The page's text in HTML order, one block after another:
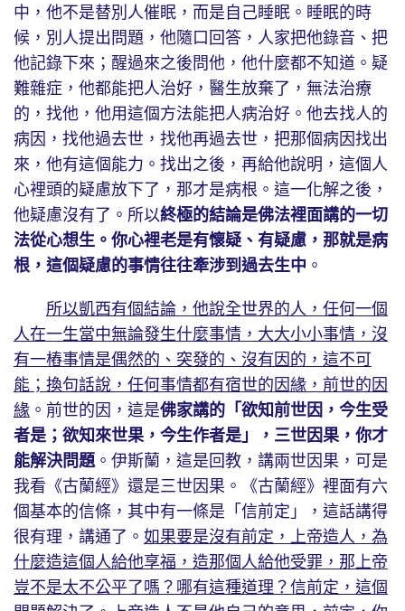
中，他不是替別人催眠，而是自己睡眠。睡眠的時
候，別人提出問題，他隨口回答，人家把他錄音、把
他記錄下來；醒過來之後問他，他什麼都不知道。疑
難雜症，他都能把人治好，醫生放棄了，無法治療
的，找他，他用這個方法能把人病治好。他去找人的
病因，找他過去世，找他再過去世，把那個病因找出
來，他有這個能力。找出之後，再給他說明，這個人
心裡頭的疑慮放下了，那才是病根。這一化解之後，
他疑慮沒有了。所以終極的結論是佛法裡面講的一切
法從心想生。你心裡老是有懷疑、有疑慮，那就是病
根，這個疑慮的事情往往牽涉到過去生中 。
所以凱西有個結論，他說全世界的人，任何一個
人在一生當中無論發生什麼事情，大大小小事情，沒
有一樁事情是偶然的、突發的、沒有因的，這不可
能；換句話說，任何事情都有宿世的因緣，前世的因
緣 。前世的因，這是佛家講的「欲知前世因，今生受
者是；欲知來世果，今生作者是」，三世因果，你才
能解決問題。伊斯蘭，這是回教，講兩世因果，可是
我看《古蘭經》還是三世因果。《古蘭經》裡面有六
個基本的信條，其中有一條是「信前定」，這話講得
很有理，講通了。 如果要是沒有前定，上帝造人，為
什麼造這個人給他享福，造那個人給他受罪，那上帝
豈不是太不公平了嗎？哪有這種道理？信前定，這個